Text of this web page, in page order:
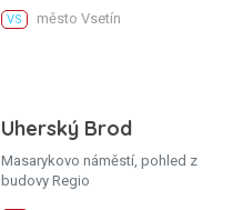
VS město Vsetín
Uherský Brod
Masarykovo náměstí, pohled z
budovy Regio